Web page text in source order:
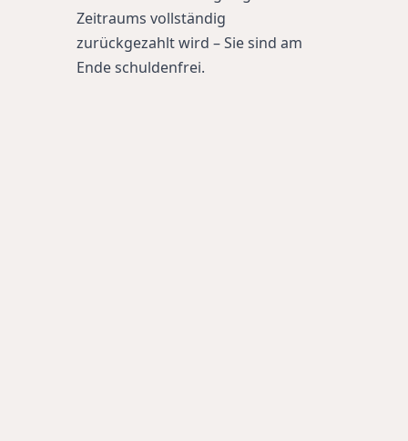
Zeitraums vollständig
zurückgezahlt wird – Sie sind am
Ende schuldenfrei.